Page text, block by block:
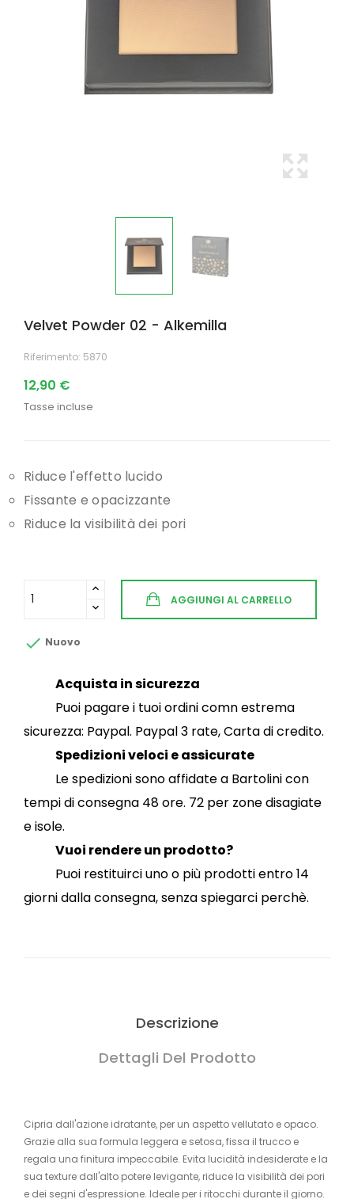
Velvet Powder 02 - Alkemilla
Riferimento: 5870
12,90 €
Tasse incluse
Riduce l'effetto lucido
Fissante e opacizzante
Riduce la visibilità dei pori
AGGIUNGI AL CARRELLO
 Nuovo
Acquista in sicurezza
Puoi pagare i tuoi ordini comn estrema
sicurezza: Paypal. Paypal 3 rate, Carta di credito.
Spedizioni veloci e assicurate
Le spedizioni sono affidate a Bartolini con
tempi di consegna 48 ore. 72 per zone disagiate
e isole.
Vuoi rendere un prodotto?
Puoi restituirci uno o più prodotti entro 14
giorni dalla consegna, senza spiegarci perchè.
Descrizione
Dettagli Del Prodotto
Cipria dall'azione idratante, per un aspetto vellutato e opaco.
Grazie alla sua formula leggera e setosa, fissa il trucco e
regala una finitura impeccabile. Evita lucidità indesiderate e la
sua texture dall'alto potere levigante, riduce la visibilità dei pori
e dei segni d'espressione. Ideale per i ritocchi durante il giorno.